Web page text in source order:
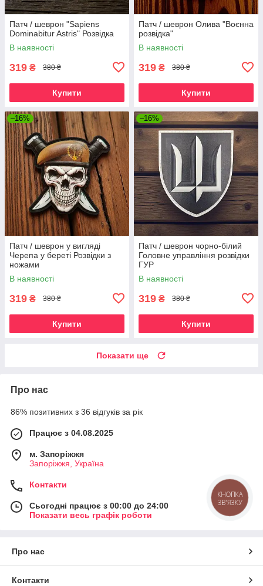
Патч / шеврон "Sapiens
Dominabitur Astris" Розвідка
В наявності
319 ₴ 380 ₴
Купити
Патч / шеврон Олива "Воєнна
розвідка"
В наявності
319 ₴ 380 ₴
Купити
–16%
Патч / шеврон у вигляді
Черепа у береті Розвідки з
ножами
В наявності
319 ₴ 380 ₴
Купити
–16%
Патч / шеврон чорно-білий
Головне управління розвідки
ГУР
В наявності
319 ₴ 380 ₴
Купити
Показати ще
Про нас
86% позитивних з 36 відгуків за рік
Працює з 04.08.2025
м. Запоріжжя
Запоріжжя, Україна
Контакти
Сьогодні працює з 00:00 до 24:00
Показати весь графік роботи
Про нас
Контакти
КНОПКА
ЗВ'ЯЗКУ